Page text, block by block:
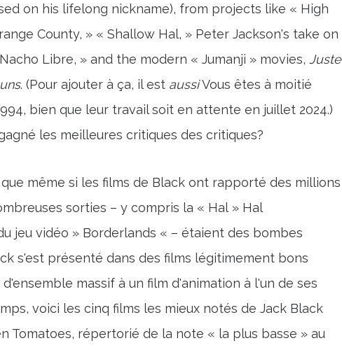
on his lifelong nickname), from projects like « High
County, » « Shallow Hal, » Peter Jackson's take on
Libre, » and the modern « Jumanji » movies, Juste
. (Pour ajouter à ça, il est aussiVous êtes à moitié
bien que leur travail soit en attente en juillet 2024.)
les meilleures critiques des critiques?
même si les films de Black ont ​​rapporté des millions
sorties – y compris la « Hal » Hal
jeu vidéo » Borderlands « – étaient des bombes
s'est présenté dans des films légitimement bons
massif à un film d'animation à l'un de ses
voici les cinq films les mieux notés de Jack Black
Tomatoes, répertorié de la note « la plus basse » au